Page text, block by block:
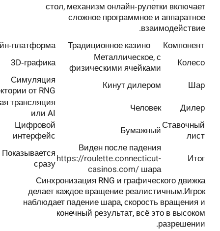
стол, механизм онлайн‑рулетки включает
сложное программное и аппаратное
взаимодействие.
Компонент
Традиционное казино
Колесо
Металлическое, с
физическими ячейками
3D‑графика
Шар
Кинут дилером
Симуляция
от RNG
Дилер
Человек
трансляция
или AI
Ставочный
лист
Бумажный
Цифровой
интерфейс
Итог
Виден после падения
https://roulette.connecticut-
casinos.com/ шара
Показывается
сразу
Синхронизация RNG и графического движка
делает каждое вращение реалистичным.Игрок
наблюдает падение шара, скорость вращения и
конечный результат, всё это в высоком
разрешении.